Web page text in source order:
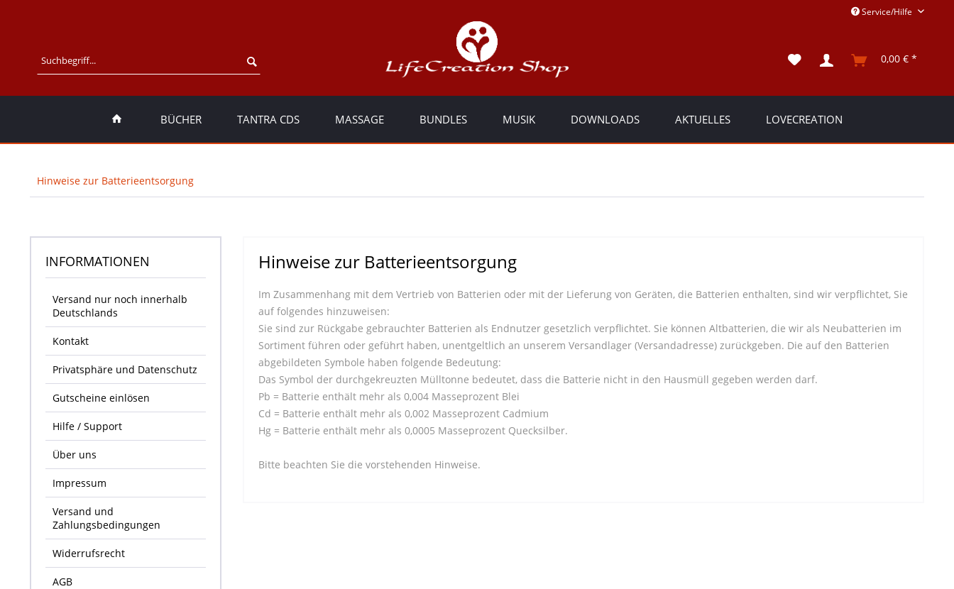
Service/Hilfe
0,00 € *
BÜCHER TANTRA CDS MASSAGE BUNDLES MUSIK DOWNLOADS AKTUELLES LOVECREATION
Hinweise zur Batterieentsorgung
INFORMATIONEN
Versand nur noch innerhalb
Deutschlands
Kontakt
Privatsphäre und Datenschutz
Gutscheine einlösen
Hilfe / Support
Über uns
Impressum
Versand und
Zahlungsbedingungen
Widerrufsrecht
AGB
Hinweise zur Batterieentsorgung
Im Zusammenhang mit dem Vertrieb von Batterien oder mit der Lieferung von Geräten, die Batterien enthalten, sind wir verpflichtet, Sie
auf folgendes hinzuweisen:
Sie sind zur Rückgabe gebrauchter Batterien als Endnutzer gesetzlich verpflichtet. Sie können Altbatterien, die wir als Neubatterien im
Sortiment führen oder geführt haben, unentgeltlich an unserem Versandlager (Versandadresse) zurückgeben. Die auf den Batterien
abgebildeten Symbole haben folgende Bedeutung:
Das Symbol der durchgekreuzten Mülltonne bedeutet, dass die Batterie nicht in den Hausmüll gegeben werden darf.
Pb = Batterie enthält mehr als 0,004 Masseprozent Blei
Cd = Batterie enthält mehr als 0,002 Masseprozent Cadmium
Hg = Batterie enthält mehr als 0,0005 Masseprozent Quecksilber.
Bitte beachten Sie die vorstehenden Hinweise.